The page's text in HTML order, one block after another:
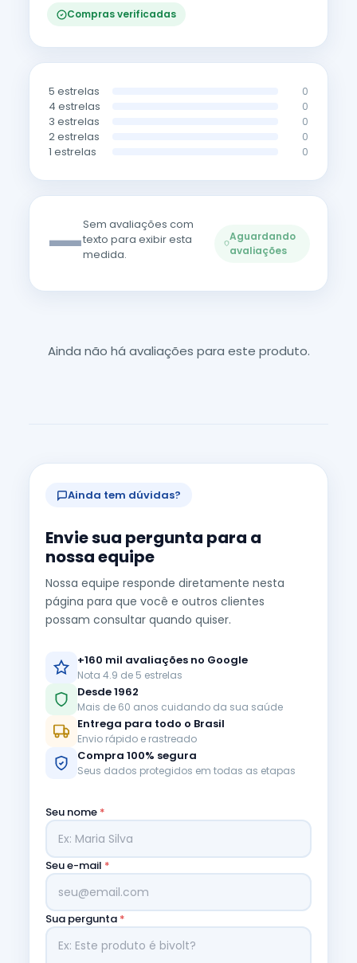
Compras verificadas
5 estrelas 0
4 estrelas 0
3 estrelas 0
2 estrelas 0
1 estrelas 0
—Sem avaliações com
texto para exibir esta
medida.
Aguardando
avaliações
Ainda não há avaliações para este produto.
Ainda tem dúvidas?
Envie sua pergunta para a
nossa equipe
Nossa equipe responde diretamente nesta
página para que você e outros clientes
possam consultar quando quiser.
+160 mil avaliações no Google
Nota 4.9 de 5 estrelas
Desde 1962
Mais de 60 anos cuidando da sua saúde
Entrega para todo o Brasil
Envio rápido e rastreado
Compra 100% segura
Seus dados protegidos em todas as etapas
Seu nome *
Seu e-mail *
Sua pergunta *